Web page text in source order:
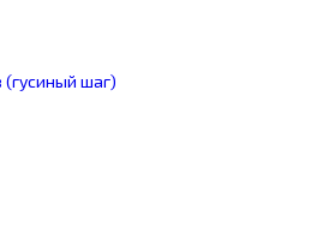
шаг)